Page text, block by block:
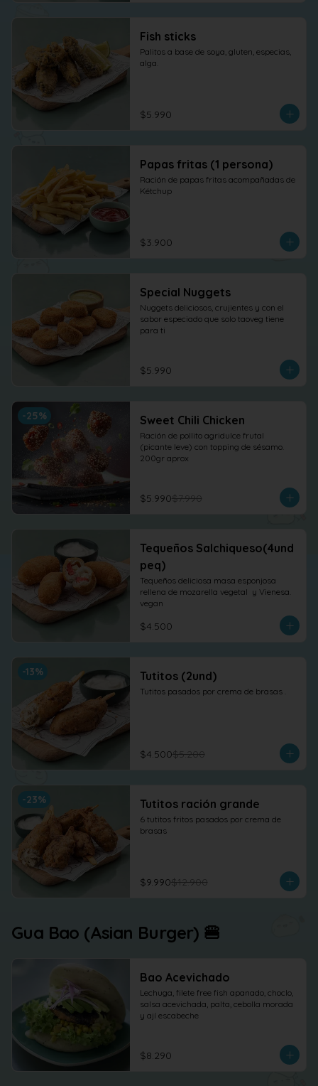
Fish sticks
Palitos a base de soya, gluten, especias,
alga.
$5.990
Papas fritas (1 persona)
Ración de papas fritas acompañadas de
Kétchup
$3.900
Special Nuggets
Nuggets deliciosos, crujientes y con el
sabor especiado que solo taoveg tiene
para ti
$5.990
-25% Sweet Chili Chicken
Ración de pollito agridulce frutal
(picante leve) con topping de sésamo.
200gr aprox
$5.990$7.990
Tequeños Salchiqueso(4und
peq)
Tequeños deliciosa masa esponjosa
rellena de mozarella vegetal  y Vienesa.
vegan
$4.500
-13% Tutitos (2und)
Tutitos pasados por crema de brasas .
$4.500$5.200
-23% Tutitos ración grande
6 tutitos fritos pasados por crema de
brasas
$9.990$12.900
Gua Bao (Asian Burger) 🍔
Bao Acevichado
Lechuga, filete free fish apanado, choclo,
salsa acevichada, palta, cebolla morada
y ají escabeche
$8.290